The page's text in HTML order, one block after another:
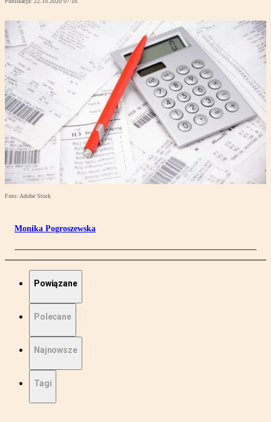
Foto: Adobe Stock
Monika Pogroszewska
Powiązane
Polecane
Najnowsze
Tagi